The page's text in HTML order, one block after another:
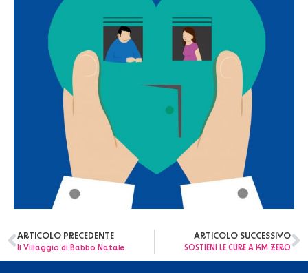
ARTICOLO PRECEDENTE
Il Villaggio di Babbo Natale
ARTICOLO SUCCESSIVO
SOSTIENI LE CURE A KM ZERO